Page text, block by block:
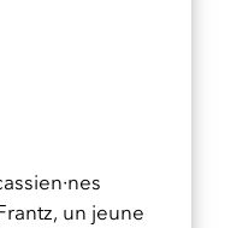
un jeune